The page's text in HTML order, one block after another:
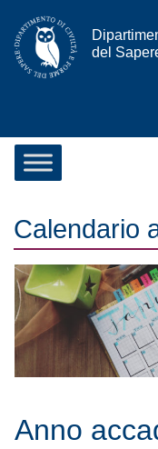
Vai al contenuto
del
Calendario
Anno